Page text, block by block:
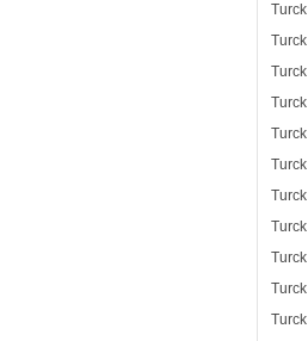
Turck
Turck
Turck
Turck
Turck
Turck
Turck
Turck
Turck
Turck
Turck